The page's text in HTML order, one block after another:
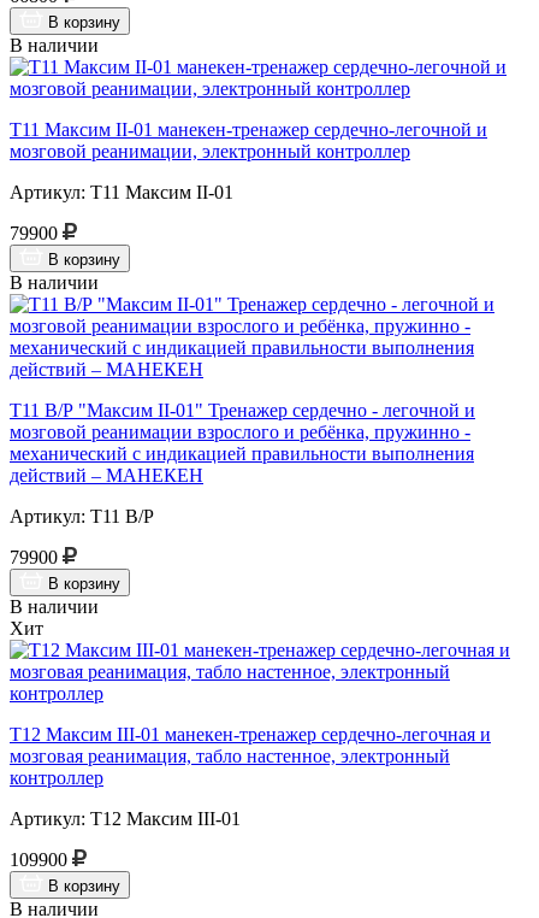
В корзину
В наличии
Т11 Максим II-01 манекен-тренажер сердечно-легочной и
мозговой реанимации, электронный контроллер
Артикул: Т11 Максим II-01
79900
В корзину
В наличии
Т11 В/Р "Максим II-01" Тренажер сердечно - легочной и
мозговой реанимации взрослого и ребёнка, пружинно -
механический с индикацией правильности выполнения
действий – МАНЕКЕН
Артикул: Т11 В/Р
79900
В корзину
В наличии
Хит
Т12 Максим III-01 манекен-тренажер сердечно-легочная и
мозговая реанимация, табло настенное, электронный
контроллер
Артикул: Т12 Максим III-01
109900
В корзину
В наличии